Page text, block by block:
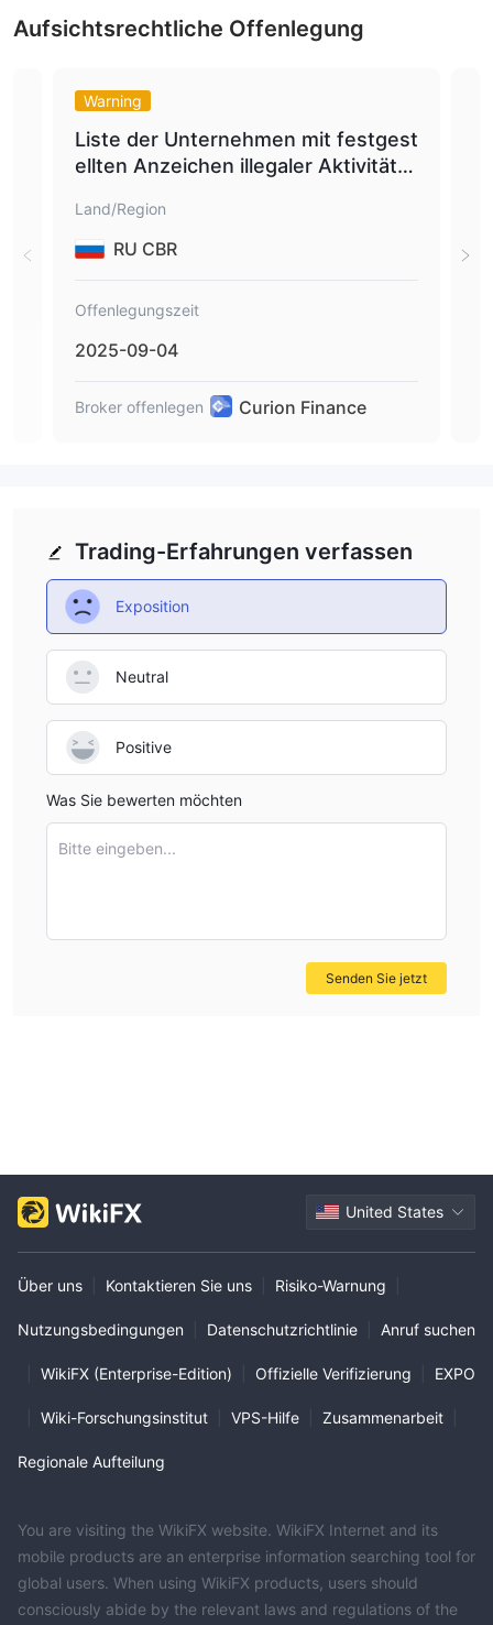
Aufsichtsrechtliche Offenlegung
Warning
Liste der Unternehmen mit festgest
ellten Anzeichen illegaler Aktivitäte
nce, Charmfinance.
Land/Region
RU CBR
Offenlegungszeit
2025-09-04
Broker offenlegen Curion Finance
Trading-Erfahrungen verfassen
Exposition
Neutral
Positive
Was Sie bewerten möchten
Bitte eingeben...
Senden Sie jetzt
United States
Über uns Kontaktieren Sie uns Risiko-Warnung
Nutzungsbedingungen Datenschutzrichtlinie Anruf suchen
WikiFX (Enterprise-Edition) Offizielle Verifizierung EXPO
Wiki-Forschungsinstitut VPS-Hilfe Zusammenarbeit
Regionale Aufteilung
You are visiting the WikiFX website. WikiFX Internet and its
mobile products are an enterprise information searching tool for
global users. When using WikiFX products, users should
consciously abide by the relevant laws and regulations of the